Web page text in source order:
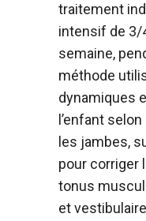
traitement
intensif de 3/
semaine,
méthode
dynamiques
l’enfant
les jambes,
pour corriger
tonus
et